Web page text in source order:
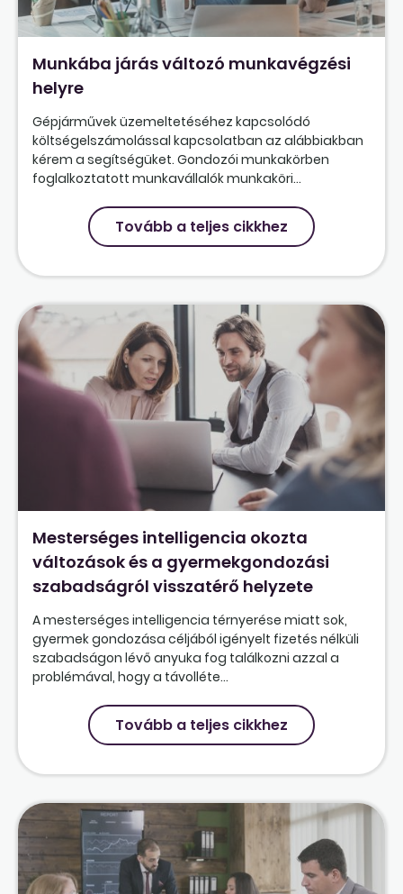
Munkába járás változó munkavégzési
helyre
Gépjárművek üzemeltetéséhez kapcsolódó
költségelszámolással kapcsolatban az alábbiakban
kérem a segítségüket. Gondozói munkakörben
foglalkoztatott munkavállalók munkaköri...
Tovább a teljes cikkhez
Mesterséges intelligencia okozta
változások és a gyermekgondozási
szabadságról visszatérő helyzete
A mesterséges intelligencia térnyerése miatt sok,
gyermek gondozása céljából igényelt fizetés nélküli
szabadságon lévő anyuka fog találkozni azzal a
problémával, hogy a távolléte...
Tovább a teljes cikkhez